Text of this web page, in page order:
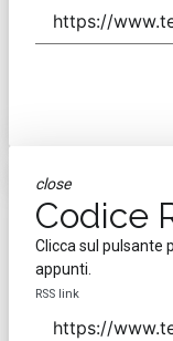
close
Codice
Clicca sul pulsante
appunti.
RSS link